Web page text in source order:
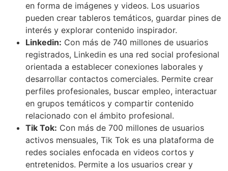
en forma de imágenes y videos. Los usuarios
pueden crear tableros temáticos, guardar pines de
interés y explorar contenido inspirador.
Linkedin: Con más de 740 millones de usuarios
registrados, Linkedin es una red social profesional
orientada a establecer conexiones laborales y
desarrollar contactos comerciales. Permite crear
perfiles profesionales, buscar empleo, interactuar
en grupos temáticos y compartir contenido
relacionado con el ámbito profesional.
Tik Tok: Con más de 700 millones de usuarios
activos mensuales, Tik Tok es una plataforma de
redes sociales enfocada en videos cortos y
entretenidos. Permite a los usuarios crear y